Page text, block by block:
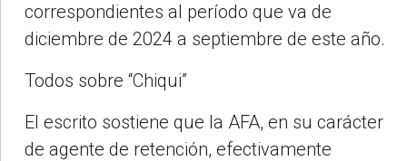
correspondientes al período que va de
diciembre de 2024 a septiembre de este año.
Todos sobre “Chiqui”
El escrito sostiene que la AFA, en su carácter
de agente de retención, efectivamente